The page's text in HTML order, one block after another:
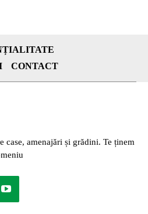
CONTACT
case, amenajări și grădini. Te ținem